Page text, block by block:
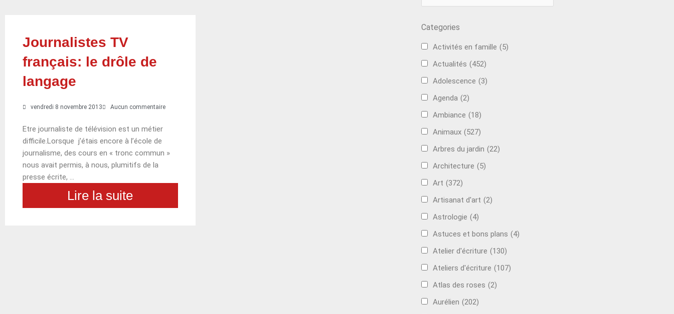
Journalistes TV
français: le drôle de
langage
vendredi 8 novembre 2013 Aucun commentaire
Etre journaliste de télévision est un métier
difficile.Lorsque j’étais encore à l’école de
journalisme, des cours en « tronc commun »
nous avait permis, à nous, plumitifs de la
presse écrite, …
Lire la suite
Categories
Activités en famille (5)
Actualités (452)
Adolescence (3)
Agenda (2)
Ambiance (18)
Animaux (527)
Arbres du jardin (22)
Architecture (5)
Art (372)
Artisanat d'art (2)
Astrologie (4)
Astuces et bons plans (4)
Atelier d'écriture (130)
Ateliers d'écriture (107)
Atlas des roses (2)
Aurélien (202)